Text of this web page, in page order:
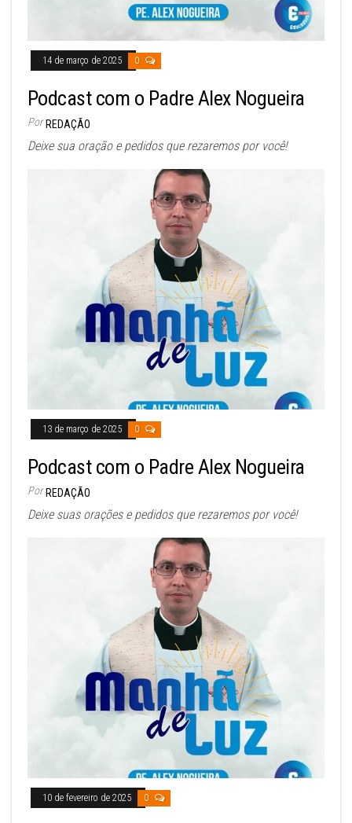
14 de março de 2025 0
Podcast com o Padre Alex Nogueira
Por REDAÇÃO
Deixe sua oração e pedidos que rezaremos por você!
13 de março de 2025 0
Podcast com o Padre Alex Nogueira
Por REDAÇÃO
Deixe suas orações e pedidos que rezaremos por você!
10 de fevereiro de 2025 0